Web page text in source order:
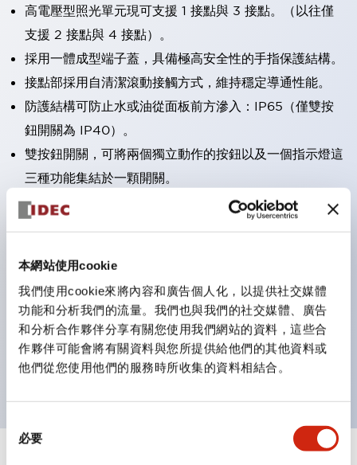
本網站使用cookie
我們使用cookie來將內容和廣告個人化，以提供社交媒體
功能和分析我們的流量。我們也與我們的社交媒體、廣告
和分析合作夥伴分享有關您使用我們網站的資料，這些合
作夥伴可能會將有關資料與您所提供給他們的其他資料或
他們從您使用他們的服務時所收集的資料相結合。
必要
高電壓型照光單元現可支援 1 接點與 3 接點。（以往僅
支援 2 接點與 4 接點）。
採用一體成型端子蓋，具備極高安全性的手指保護結構。
接點部採用自清潔滾動接觸方式，維持穩定導通性能。
防護結構可防止水或油從面板前方滲入：IP65（僅雙按
鈕開關為 IP40）。
雙按鈕開關，可將兩個獨立動作的按鈕以及一個指示燈這
三種功能集結於一顆開關。
完整支援全球各地需求的多種電壓規格。
顏色。
支援色彩通用設計（CUD）：可清楚辨識正方平頭形指
示燈的亮燈/熄燈狀態，以及點燈時的顏色識別。
符合 ISO 3864-4 安全色規範：在危險或緊急狀況下，
顏色表現更明確鮮明，便於更多人識別。